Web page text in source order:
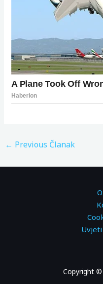
← Previous Članak
Copyright ©